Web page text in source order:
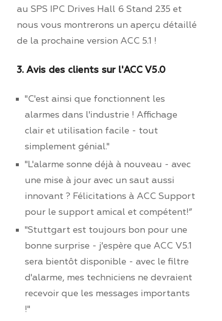
au SPS IPC Drives Hall 6 Stand 235 et
nous vous montrerons un aperçu détaillé
de la prochaine version ACC 5.1 !
3. Avis des clients sur l'ACC V5.0
"C'est ainsi que fonctionnent les
alarmes dans l'industrie ! Affichage
clair et utilisation facile - tout
simplement génial."
"L'alarme sonne déjà à nouveau - avec
une mise à jour avec un saut aussi
innovant ? Félicitations à ACC Support
pour le support amical et compétent!”
"Stuttgart est toujours bon pour une
bonne surprise - j'espère que ACC V5.1
sera bientôt disponible - avec le filtre
d'alarme, mes techniciens ne devraient
recevoir que les messages importants
!"